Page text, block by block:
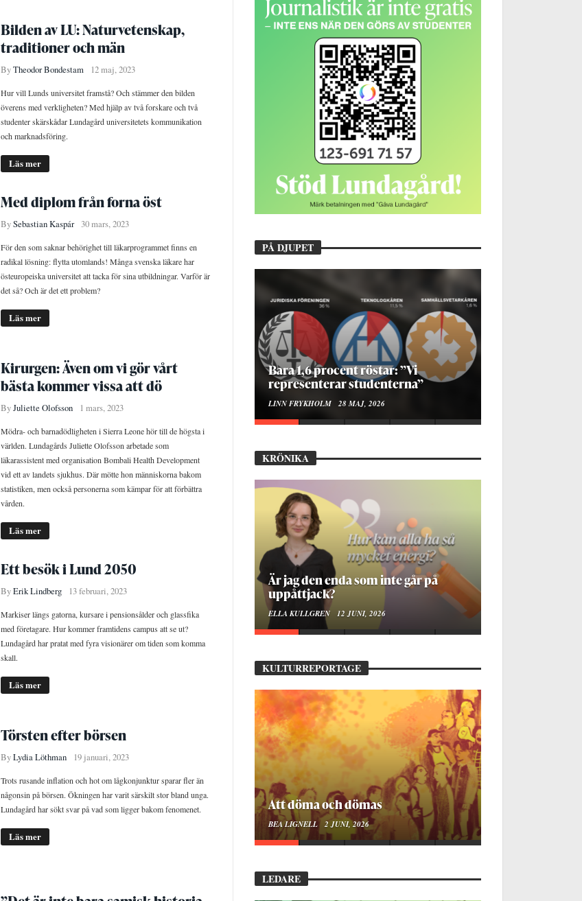
Bilden av LU: Naturvetenskap,
traditioner och män
ByTheodor Bondestam 12 maj, 2023
Hur vill Lunds universitet framstå? Och stämmer den bilden
överens med verkligheten? Med hjälp av två forskare och två
studenter skärskådar Lundagård universitetets kommunikation
och marknadsföring.
Läs mer
Med diplom från forna öst
BySebastian Kaspár 30 mars, 2023
För den som saknar behörighet till läkarprogrammet finns en
radikal lösning: flytta utomlands! Många svenska läkare har
östeuropeiska universitet att tacka för sina utbildningar. Varför är
det så? Och är det ett problem?
Läs mer
Kirurgen: Även om vi gör vårt
bästa kommer vissa att dö
ByJuliette Olofsson 1 mars, 2023
Mödra- och barnadödligheten i Sierra Leone hör till de högsta i
världen. Lundagårds Juliette Olofsson arbetade som
läkarassistent med organisation Bombali Health Development
vid ett av landets sjukhus. Där mötte hon människorna bakom
statistiken, men också personerna som kämpar för att förbättra
vården.
Läs mer
Ett besök i Lund 2050
ByErik Lindberg 13 februari, 2023
Markiser längs gatorna, kursare i pensionsålder och glassfika
med företagare. Hur kommer framtidens campus att se ut?
Lundagård har pratat med fyra visionärer om tiden som komma
skall.
Läs mer
Törsten efter börsen
ByLydia Löthman 19 januari, 2023
Trots rusande inflation och hot om lågkonjunktur sparar fler än
någonsin på börsen. Ökningen har varit särskilt stor bland unga.
Lundagård har sökt svar på vad som ligger bakom fenomenet.
Läs mer
PÅ DJUPET
Hur bygger man en Lundakarneval?
ELISE RALSTON SAMUELSON 24 MAJ, 2026
KRÖNIKA
På stadsbiblioteket hittar jag det
mänskliga
MOA LINDROTH 10 JUNI, 2026
KULTURREPORTAGE
Mellan ånger och ältande
BEA LIGNELL 23 MARS, 2026
LEDARE